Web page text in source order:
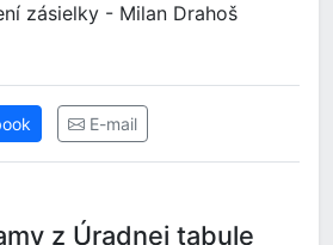
zásielky - Milan Drahoš
E-mail
z Úradnej tabule